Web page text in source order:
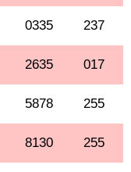
0335 237
2635 017
5878 255
8130 255